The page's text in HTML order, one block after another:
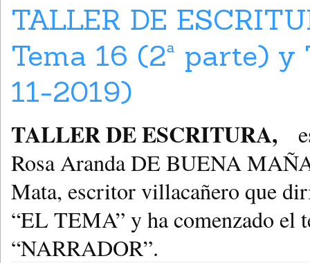
TALLER DE
Tema 16 (2ª parte) y
11-2019)
TALLER DE ESCRITURA,
Rosa Aranda DE BUENA
Mata, escritor villacañero que
“EL TEMA” y ha comenzado el
“NARRADOR”.